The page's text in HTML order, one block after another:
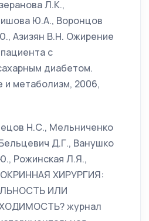
Л.К.,
Ю.А., Воронцов
Азизян В.Н. Ожирение
с
диабетом.
метаболизм, 2006,
Н.С., Мельниченко
Д.Г., Ванушко
Рожинская Л.Я.,
ХИРУРГИЯ:
ИЛИ
журнал